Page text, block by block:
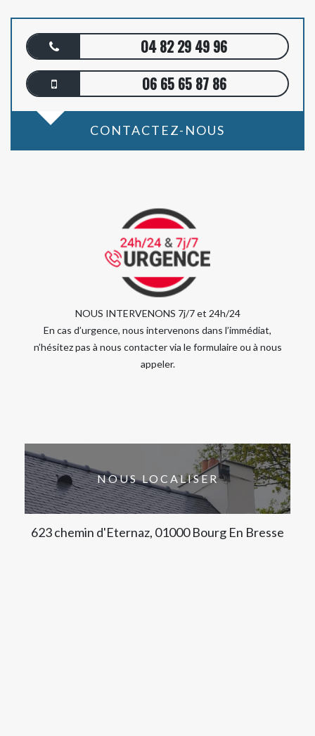
04 82 29 49 96
06 65 65 87 86
CONTACTEZ-NOUS
NOUS INTERVENONS 7j/7 et 24h/24
En cas d’urgence, nous intervenons dans l’immédiat,
n’hésitez pas à nous contacter via le formulaire ou à nous
appeler.
NOUS LOCALISER
623 chemin d'Eternaz, 01000 Bourg En Bresse